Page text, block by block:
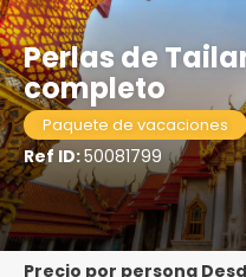
Perlas de
completo
Paquete de vacaciones
Ref ID:50081799
precio por persona